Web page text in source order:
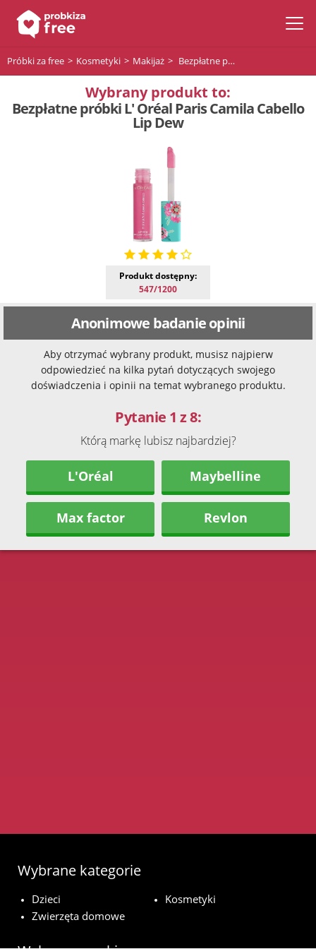
Próbki za free Kosmetyki Makijaż Bezpłatne próbki L' Oréal Paris Camila Cabello Lip Dew
Wybrany produkt to:
Bezpłatne próbki L' Oréal Paris Camila Cabello
Lip Dew
Produkt dostępny:
547/1200
Anonimowe badanie opinii
Aby otrzymać wybrany produkt, musisz najpierw
odpowiedzieć na kilka pytań dotyczących swojego
doświadczenia i opinii na temat wybranego produktu.
Pytanie 1 z 8:
Którą markę lubisz najbardziej?
L'Oréal Maybelline
Max factor Revlon
Wybrane kategorie
Dzieci
Kosmetyki
Zwierzęta domowe